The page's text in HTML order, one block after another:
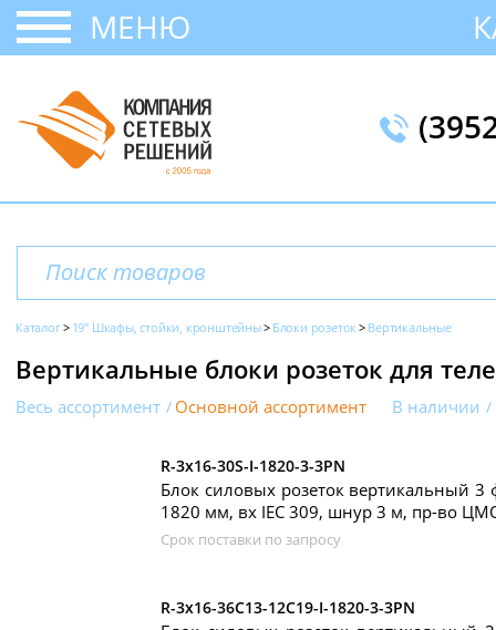
МЕНЮ
Каталог 19" Шкафы, стойки, кронштейны Блоки розеток Вертикальные
Вертикальные блоки розеток для
Весь ассортимент Основной ассортимент В наличии
R-3x16-30S-I-1820-3-3PN
Блок силовых розеток вертикальный 3
1820 мм, вх IEC 309, шнур 3 м, пр-во
Срок поставки по запросу
R-3x16-36C13-12C19-I-1820-3-3PN